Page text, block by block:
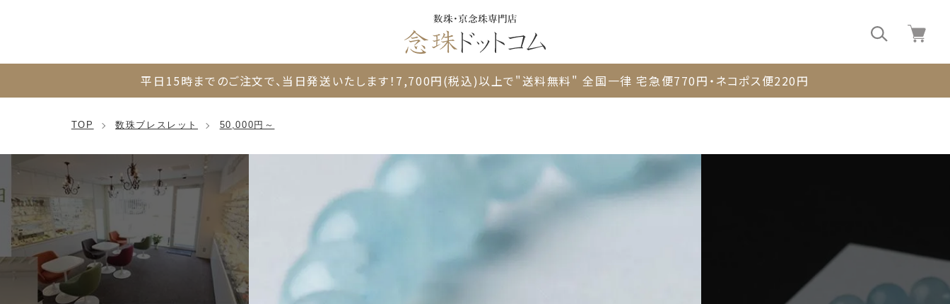
0
平日15時までのご注文で、 当日発送いたします！ 7,700円(税込)以上で"送料無料" 全国一律 宅急便770円・ネコポス便220円
TOP 数珠ブレスレット 50,000円～